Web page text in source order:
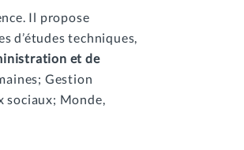
Il propose
d’études techniques,
et de
Gestion
sociaux; Monde,